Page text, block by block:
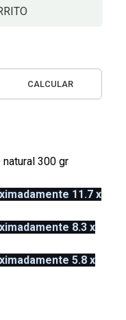
CALCULAR
natural 300 gr
11.7 x
8.3 x
5.8 x